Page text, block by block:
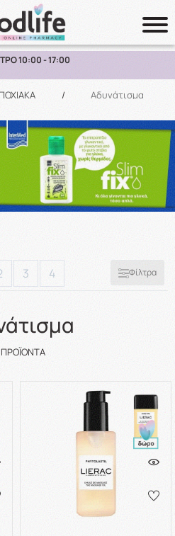
ΤΩΝ 70€ ΕΩΣ 2KG ΣΕ ΕΛΛΑΔΑ
/ Αδυνάτισμα
3 4 Φίλτρα
ΠΡΟΪΌΝΤΑ